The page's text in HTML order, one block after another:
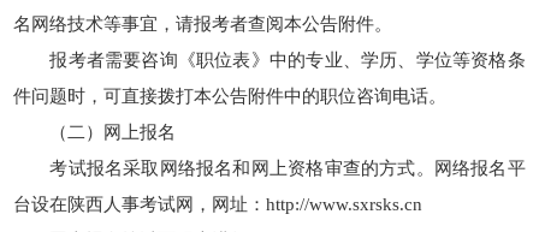
名网络技术等事宜，请报考者查阅本公告附件。
报考者需要咨询《职位表》中的专业、学历、学位等资格条
件问题时，可直接拨打本公告附件中的职位咨询电话。
（二）网上报名
考试报名采取网络报名和网上资格审查的方式。网络报名平
台设在陕西人事考试网，网址：http://www.sxrsks.cn